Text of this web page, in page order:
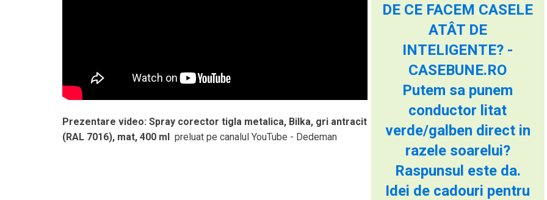
Prezentare video: Spray corector tigla metalica, Bilka, gri antracit
(RAL 7016), mat, 400 ml preluat pe canalul YouTube - Dedeman
DE CE FACEM CASELE
ATÂT DE
INTELIGENTE? -
CASEBUNE.RO
Putem sa punem
conductor litat
verde/galben direct in
razele soarelui?
Raspunsul este da.
Idei de cadouri pentru